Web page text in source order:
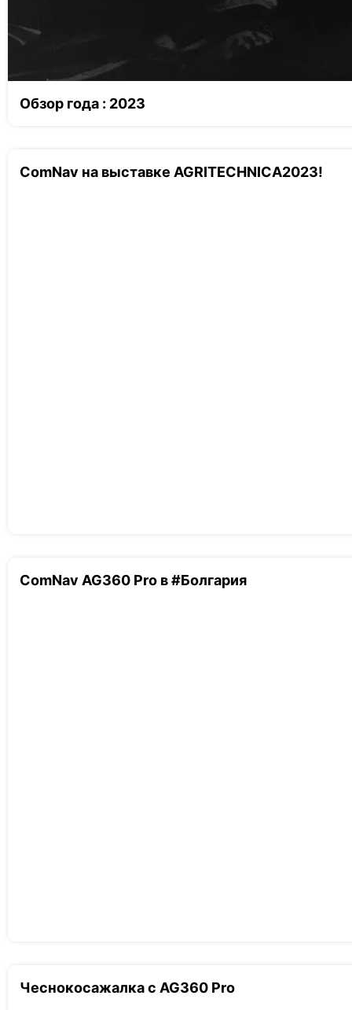
Обзор года : 2023
ComNav на выставке AGRITECHNICA2023!
ComNav AG360 Pro в #Болгария
Чеснокосажалка с AG360 Pro